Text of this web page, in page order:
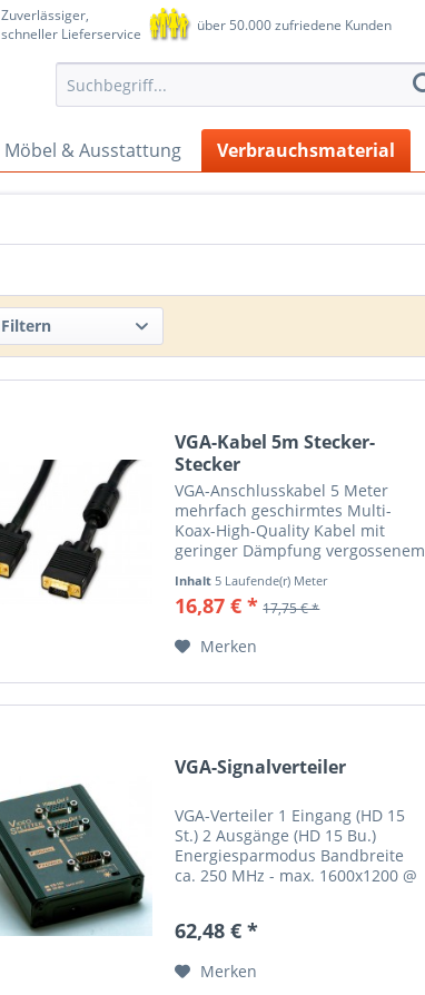
Zuverlässiger,
schneller Lieferservice
über 50.000 zufriedene Kunden
Möbel & Ausstattung Verbrauchsmaterial
Filtern
VGA-Kabel 5m Stecker-
Stecker
VGA-Anschlusskabel 5 Meter
mehrfach geschirmtes Multi-
Koax-High-Quality Kabel mit
geringer Dämpfung vergossenem
Control-Unterstütung schwarz
Stecker/Stecker
Inhalt5 Laufende(r) Meter
(3,37 € * / 1 Laufende(r) Meter)
16,87 € * 17,75 € *
Merken
VGA-Signalverteiler
VGA-Verteiler 1 Eingang (HD 15
St.) 2 Ausgänge (HD 15 Bu.)
Energiesparmodus Bandbreite
ca. 250 MHz - max. 1600x1200 @
62,48 € *
Merken